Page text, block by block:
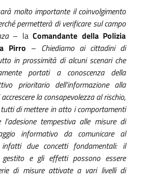
molto importante il coinvolgimento
permetterà di verificare sul campo
– la Comandante della Polizia
Pirro – Chiediamo ai cittadini di
in prossimità di alcuni scenari che
portati a conoscenza della
prioritario dell’informazione alla
la consapevolezza al rischio,
di mettere in atto i comportamenti
tempestiva alle misure di
informativo da comunicare al
infatti due concetti fondamentali: il
e gli effetti possono essere
di misure attivate a vari livelli di